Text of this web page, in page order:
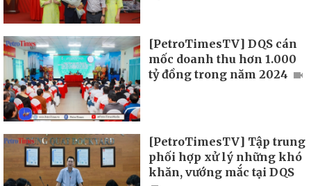
[PetroTimesTV] DQS cán
mốc doanh thu hơn 1.000
tỷ đồng trong năm 2024
[PetroTimesTV] Tập trung
phối hợp xử lý những khó
khăn, vướng mắc tại DQS